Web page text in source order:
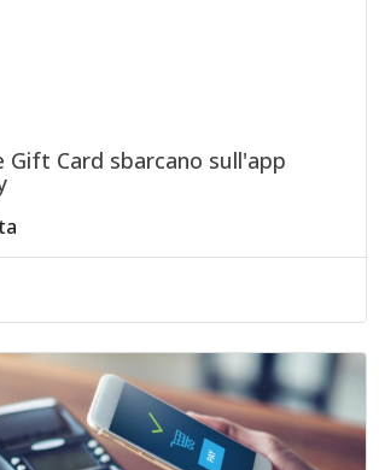
Gift Card sbarcano sull'app